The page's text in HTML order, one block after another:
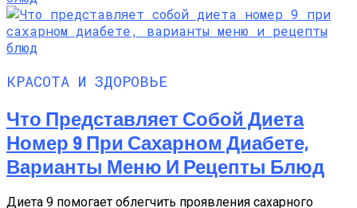
КРАСОТА И ЗДОРОВЬЕ
Что Представляет Собой Диета
Номер 9 При Сахарном Диабете,
Варианты Меню И Рецепты Блюд
Диета 9 помогает облегчить проявления сахарного